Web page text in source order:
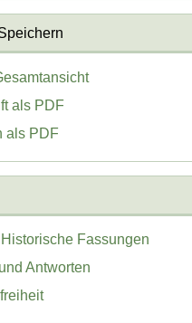
als PDF
als PDF
Fassungen
Antworten